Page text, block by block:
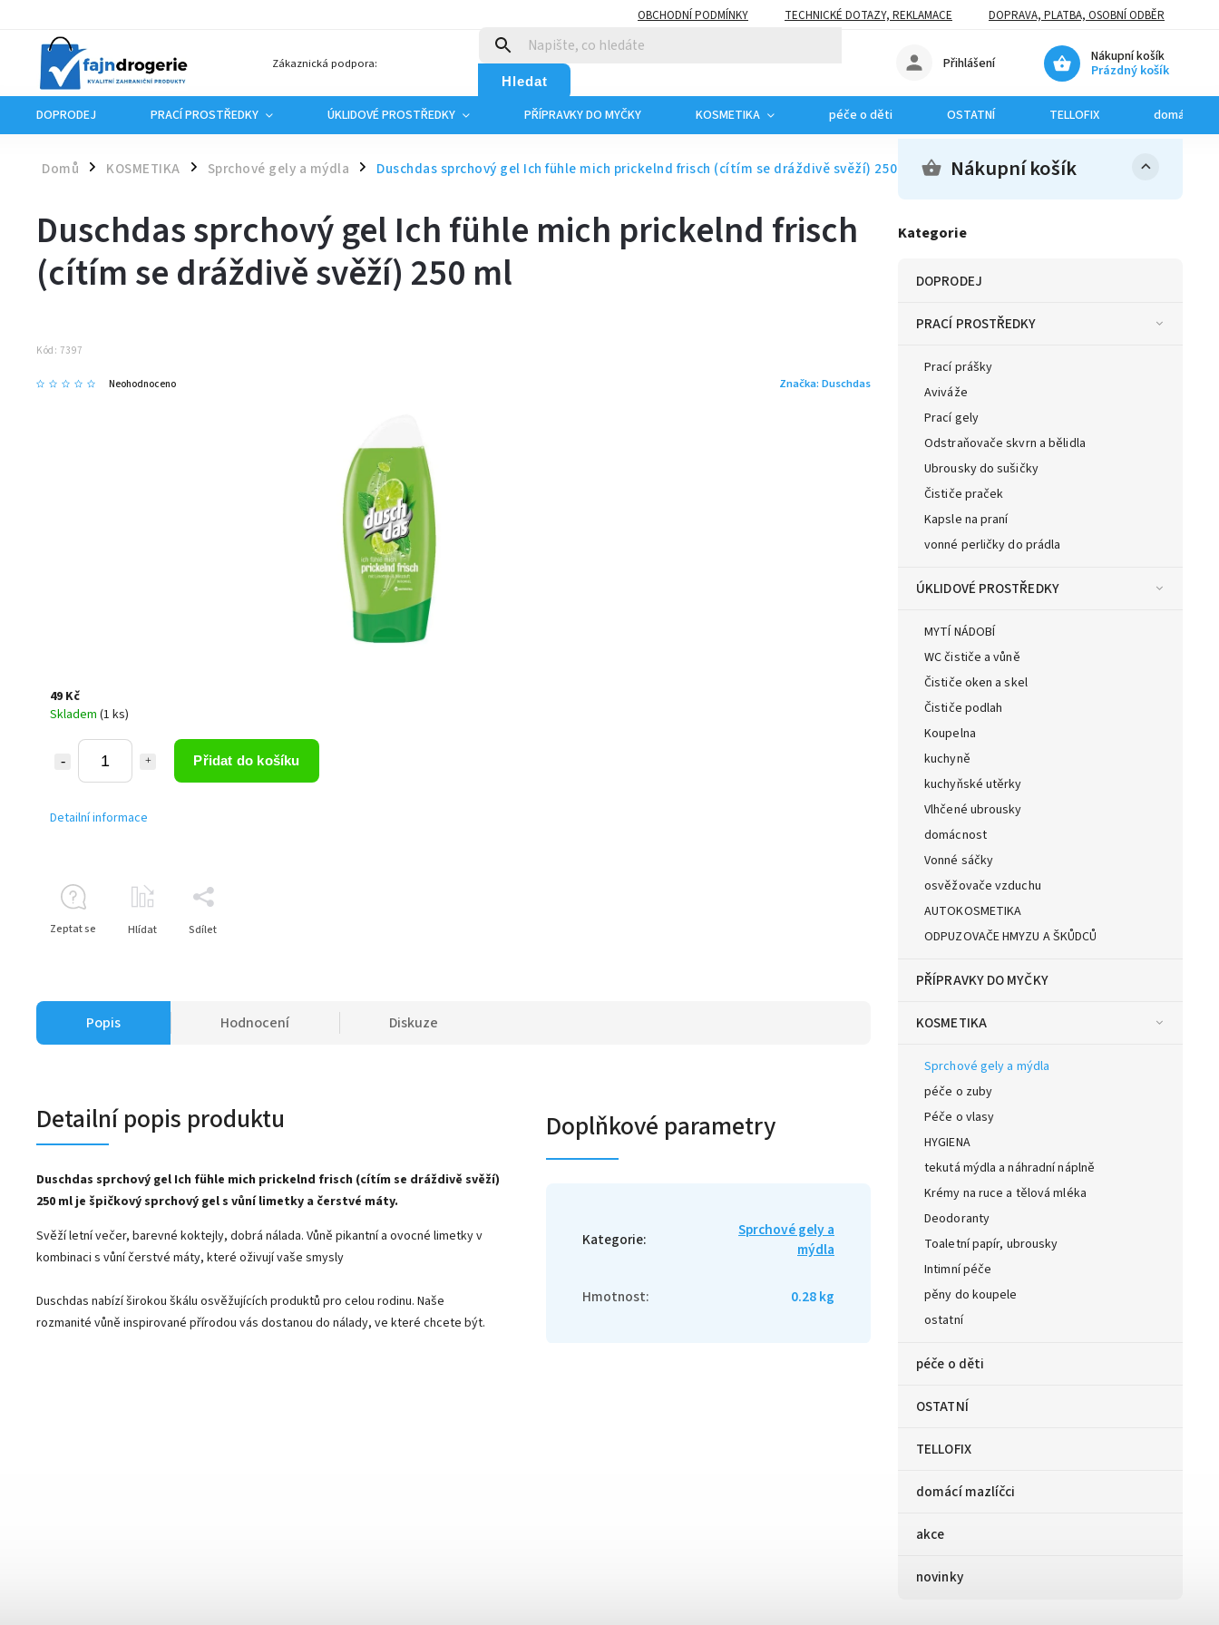
OBCHODNÍ PODMÍNKY TECHNICKÉ DOTAZY, REKLAMACE DOPRAVA, PLATBA, OSOBNÍ ODBĚR
Zákaznická podpora:
Hledat
Nákupní košík
Prázdný košík
Přihlášení
DOPRODEJ PRACÍ PROSTŘEDKY ÚKLIDOVÉ PROSTŘEDKY PŘÍPRAVKY DO MYČKY KOSMETIKA péče o děti OSTATNÍ TELLOFIX domácí
Domů / KOSMETIKA / Sprchové gely a mýdla / Duschdas sprchový gel Ich fühle mich prickelnd frisch (cítím se dráždivě svěží) 250 ml Nákupní košík
Kategorie
DOPRODEJ
PRACÍ PROSTŘEDKY
Prací prášky
Aviváže
Prací gely
Odstraňovače skvrn a bělidla
Ubrousky do sušičky
Čističe praček
Kapsle na praní
vonné perličky do prádla
ÚKLIDOVÉ PROSTŘEDKY
MYTÍ NÁDOBÍ
WC čističe a vůně
Čističe oken a skel
Čističe podlah
Koupelna
kuchyně
kuchyňské utěrky
Vlhčené ubrousky
domácnost
Vonné sáčky
osvěžovače vzduchu
AUTOKOSMETIKA
ODPUZOVAČE HMYZU A ŠKŮDCŮ
PŘÍPRAVKY DO MYČKY
KOSMETIKA
Sprchové gely a mýdla
péče o zuby
Péče o vlasy
HYGIENA
tekutá mýdla a náhradní náplně
Krémy na ruce a tělová mléka
Deodoranty
Toaletní papír, ubrousky
Intimní péče
pěny do koupele
ostatní
péče o děti
OSTATNÍ
TELLOFIX
domácí mazlíčci
akce
novinky
Duschdas sprchový gel Ich fühle mich prickelnd frisch
(cítím se dráždivě svěží) 250 ml
Kód: 7397
Neohodnoceno Značka: Duschdas
49 Kč
Skladem (1 ks)
Přidat do košíku
Detailní informace
Zeptat se Hlídat Sdílet
Popis Hodnocení Diskuze
Detailní popis produktu
Duschdas sprchový gel Ich fühle mich prickelnd frisch (cítím se dráždivě svěží)
250 ml je špičkový sprchový gel s vůní limetky a čerstvé máty.
Svěží letní večer, barevné koktejly, dobrá nálada. Vůně pikantní a ovocné limetky v
kombinaci s vůní čerstvé máty, které oživují vaše smysly
Duschdas nabízí širokou škálu osvěžujících produktů pro celou rodinu. Naše
rozmanité vůně inspirované přírodou vás dostanou do nálady, ve které chcete být.
Doplňkové parametry
Kategorie:
Sprchové gely a
mýdla
Hmotnost: 0.28 kg